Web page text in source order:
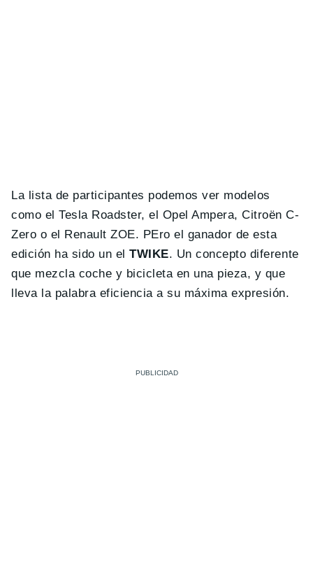
La lista de participantes podemos ver modelos
como el Tesla Roadster, el Opel Ampera, Citroën C-
Zero o el Renault ZOE. PEro el ganador de esta
edición ha sido un elTWIKE. Un concepto diferente
que mezcla coche y bicicleta en una pieza, y que
lleva la palabra eficiencia a su máxima expresión.